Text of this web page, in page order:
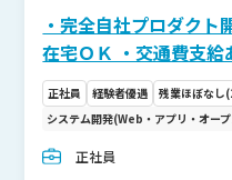
・完全自社プロダクト
在宅ＯＫ ・交通費支
正社員 経験者優遇
残業ほぼなし
システム開発(Web・アプリ・オー
正社員